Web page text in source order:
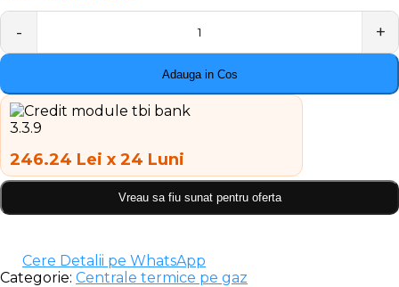
inițial
fost:
curent
4.349 lei.
Quantity
Adauga in Cos
246.24 Lei x 24 Luni
Vreau sa fiu sunat pentru oferta
Cere Detalii pe WhatsApp
Categorie: Centrale termice pe gaz